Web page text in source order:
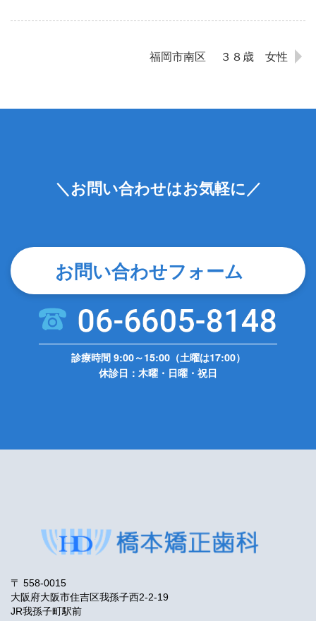
福岡市南区 ３８歳 女性
＼お問い合わせはお気軽に／
お問い合わせフォーム
診療時間 9:00～15:00（土曜は17:00）
休診日：木曜・日曜・祝日
〒 558-0015
大阪府大阪市住吉区我孫子西2-2-19
JR我孫子町駅前